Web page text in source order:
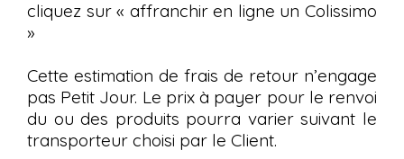
cliquez sur « affranchir en ligne un Colissimo
»
Cette estimation de frais de retour n’engage
pas Petit Jour. Le prix à payer pour le renvoi
du ou des produits pourra varier suivant le
transporteur choisi par le Client.